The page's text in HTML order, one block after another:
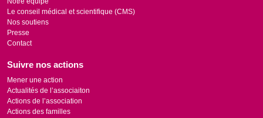
Le conseil médical et scientifique (CMS)
Nos soutiens
Presse
Contact
Suivre nos actions
Mener une action
Actualités de l’associaiton
Actions de l’association
Actions des familles